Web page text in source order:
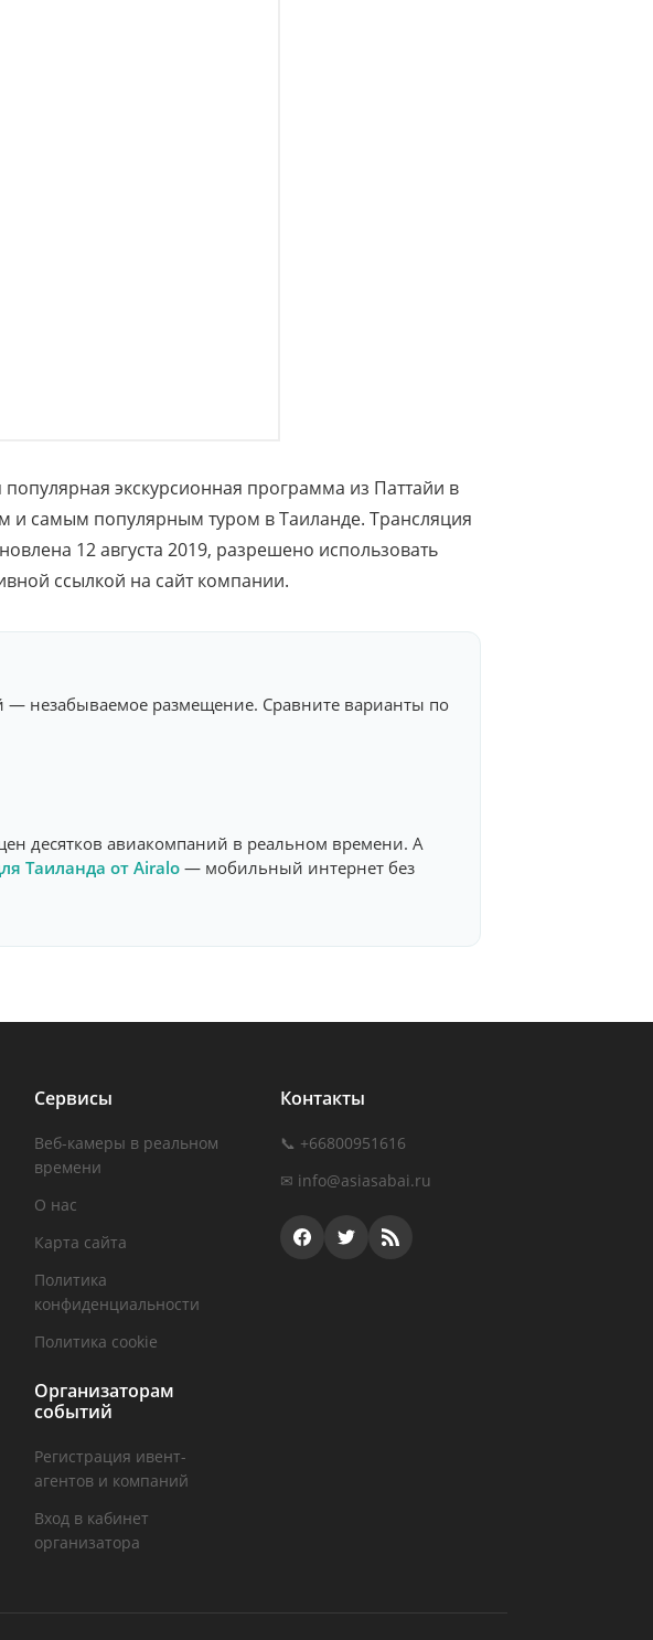
экскурсионная программа из Паттайи в
и самым популярным туром в Таиланде. Трансляция
12 августа 2019, разрешено использовать
ссылкой на сайт компании.
— незабываемое размещение. Сравните варианты по
десятков авиакомпаний в реальном времени. А
Таиланда от Airalo— мобильный интернет без
Сервисы
Веб-камеры в реальном
времени
О нас
Карта сайта
Политика
конфиденциальности
Политика cookie
Организаторам
событий
Регистрация ивент-
агентов и компаний
Вход в кабинет
организатора
Контакты
📞 +66800951616
✉ info@asiasabai.ru